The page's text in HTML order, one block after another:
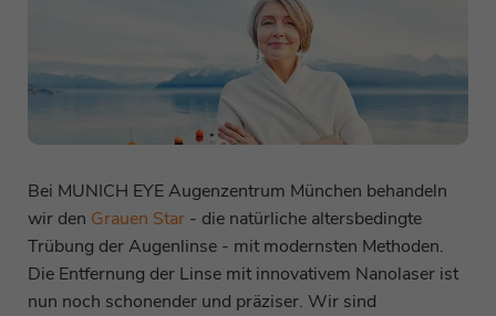
Bei MUNICH EYE Augenzentrum München behandeln
wir den Grauen Star - die natürliche altersbedingte
Trübung der Augenlinse - mit modernsten Methoden.
Die Entfernung der Linse mit innovativem Nanolaser ist
nun noch schonender und präziser. Wir sind